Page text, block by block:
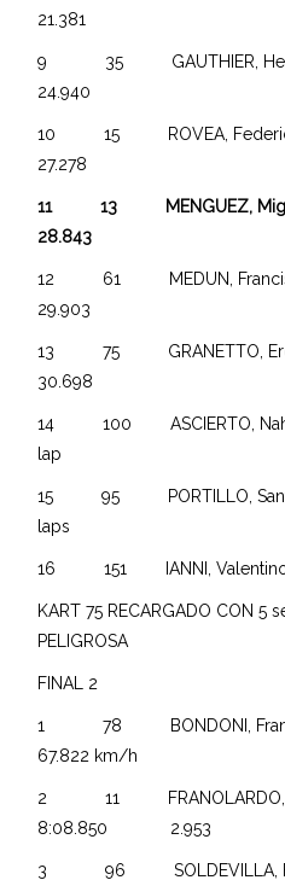
21.381
9 35 GAUTHIER,
24.940
10 15 ROVEA,
27.278
11 13 MENGUEZ,
28.843
12 61 MEDUN,
29.903
13 75
30.698
14 100 ASCIERTO,
lap
15 95 PORTILLO,
laps
16 151 IANNI,
KART 75 RECARGADO CON 5
PELIGROSA
FINAL 2
1 78 BONDONI,
67.822 km/h
2 11
8:08.850 2.953
3 96 SOLDEVILLA,